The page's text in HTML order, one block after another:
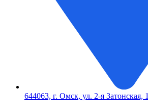
644063, г. Омск, ул. 2-я Затонская, 1